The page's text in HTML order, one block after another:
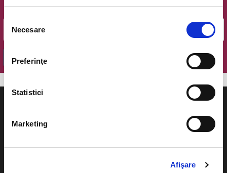
Selecția
consimțământului
Necesare
Preferinţe
Statistici
Marketing
Afişare
OK
Ajutor
Evenimente